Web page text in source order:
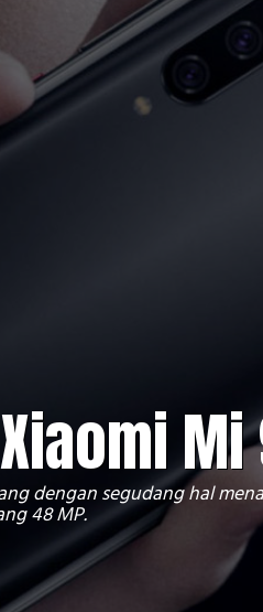
Mi
dengan segudang hal
48 MP.